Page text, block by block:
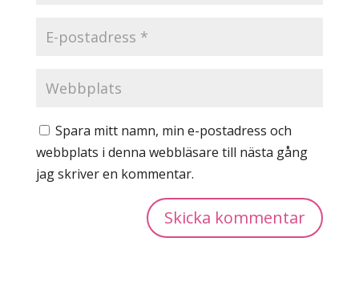
Spara mitt namn, min e-postadress och
webbplats i denna webbläsare till nästa gång
jag skriver en kommentar.